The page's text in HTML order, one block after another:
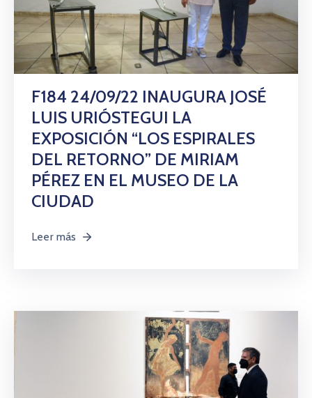
F184 24/09/22 INAUGURA JOSÉ
LUIS URIÓSTEGUI LA
EXPOSICIÓN “LOS ESPIRALES
DEL RETORNO” DE MIRIAM
PÉREZ EN EL MUSEO DE LA
CIUDAD
Leer más